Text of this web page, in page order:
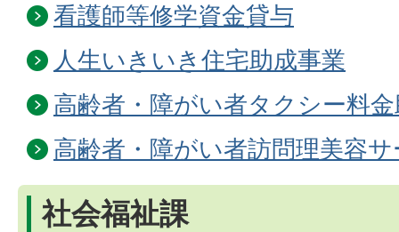
看護師等修学資金貸与
人生いきいき住宅助成事業
高齢者・障がい者タクシー料
高齢者・障がい者訪問理美容
社会福祉課